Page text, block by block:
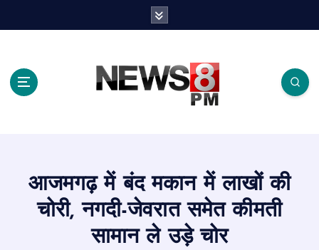
आजमगढ़ में बंद मकान में लाखों की
चोरी, नगदी-जेवरात समेत कीमती
सामान ले उड़े चोर